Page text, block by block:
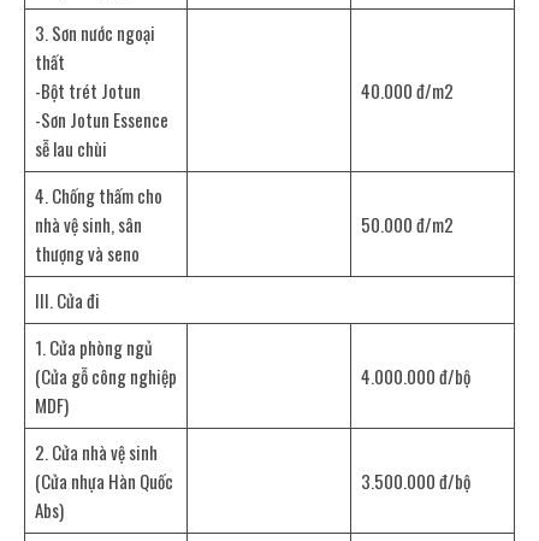
3. Sơn nước ngoại
thất
-Bột trét Jotun
-Sơn Jotun Essence
sễ lau chùi
40.000 đ/m2
4. Chống thấm cho
nhà vệ sinh, sân
thượng và seno
50.000 đ/m2
III. Cửa đi
1. Cửa phòng ngủ
(Cửa gỗ công nghiệp
MDF)
4.000.000 đ/bộ
2. Cửa nhà vệ sinh
(Cửa nhựa Hàn Quốc
Abs)
3.500.000 đ/bộ